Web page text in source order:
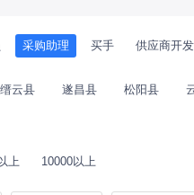
采购助理 买手 供应商开发
缙云县 遂昌县 松阳县
上 10000以上